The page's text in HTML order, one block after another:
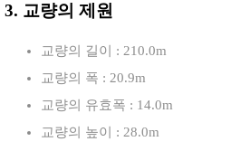
3. 교량의 제원
교량의 길이 : 210.0m
교량의 폭 : 20.9m
교량의 유효폭 : 14.0m
교량의 높이 : 28.0m